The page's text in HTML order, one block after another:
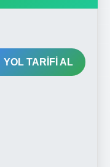
YOL TARİFİ AL